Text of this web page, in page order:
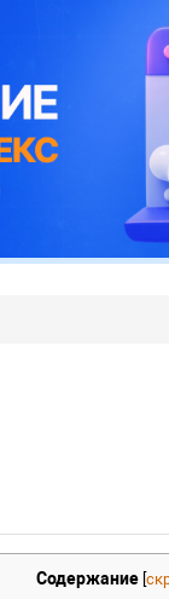
Содержание